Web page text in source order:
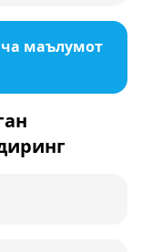
маълумот